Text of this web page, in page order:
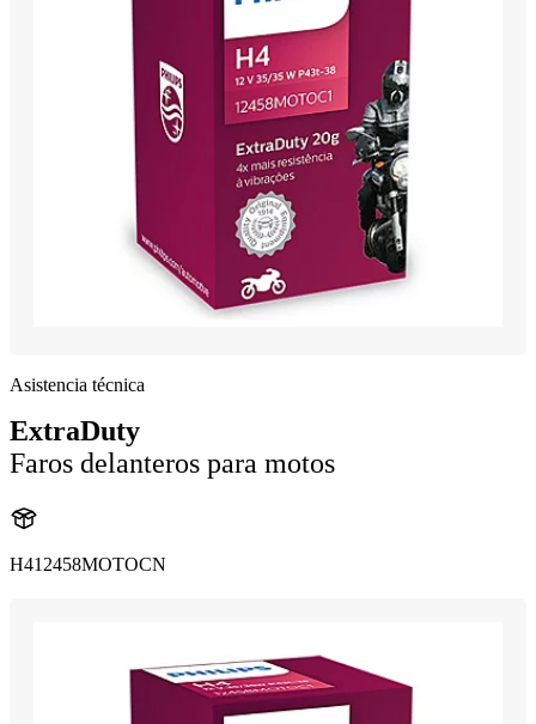
Asistencia técnica
ExtraDuty
Faros delanteros para motos
H412458MOTOCN